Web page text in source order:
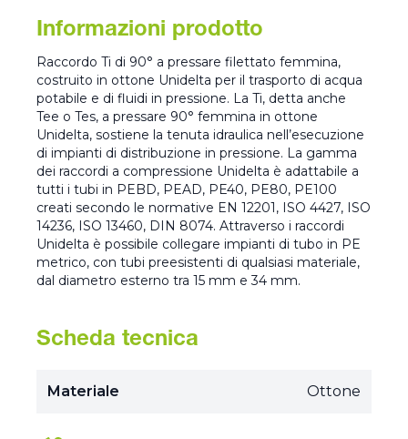
Informazioni prodotto
Raccordo Ti di 90° a pressare filettato femmina,
costruito in ottone Unidelta per il trasporto di acqua
potabile e di fluidi in pressione. La Ti, detta anche
Tee o Tes, a pressare 90° femmina in ottone
Unidelta, sostiene la tenuta idraulica nell’esecuzione
di impianti di distribuzione in pressione. La gamma
dei raccordi a compressione Unidelta è adattabile a
tutti i tubi in PEBD, PEAD, PE40, PE80, PE100
creati secondo le normative EN 12201, ISO 4427, ISO
14236, ISO 13460, DIN 8074. Attraverso i raccordi
Unidelta è possibile collegare impianti di tubo in PE
metrico, con tubi preesistenti di qualsiasi materiale,
dal diametro esterno tra 15 mm e 34 mm.
Scheda tecnica
Materiale Ottone